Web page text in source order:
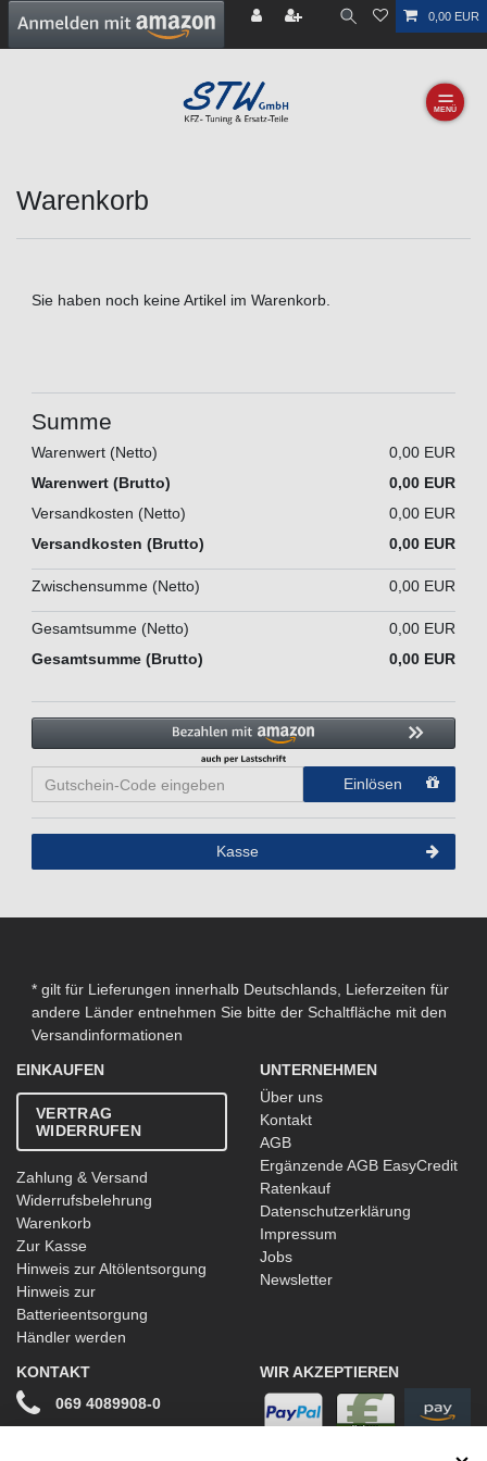
0,00 EUR
☰
Warenkorb
Sie haben noch keine Artikel im Warenkorb.
Summe
Warenwert (Netto)
0,00 EUR
Warenwert (Brutto)
0,00 EUR
Versandkosten (Netto)
0,00 EUR
Versandkosten (Brutto)
0,00 EUR
Zwischensumme (Netto) 0,00 EUR
Gesamtsumme (Netto)
0,00 EUR
Gesamtsumme (Brutto)
0,00 EUR
Einlösen
Kasse
* gilt für Lieferungen innerhalb Deutschlands, Lieferzeiten für
andere Länder entnehmen Sie bitte der Schaltfläche mit den
Versandinformationen
EINKAUFEN
VERTRAG
WIDERRUFEN
Zahlung & Versand
Widerrufsbelehrung
Warenkorb
Zur Kasse
Hinweis zur Altölentsorgung
Hinweis zur
Batterieentsorgung
Händler werden
UNTERNEHMEN
Über uns
Kontakt
AGB
Ergänzende AGB EasyCredit
Ratenkauf
Datenschutzerklärung
Impressum
Jobs
Newsletter
KONTAKT
069 4089908-0
WIR AKZEPTIEREN